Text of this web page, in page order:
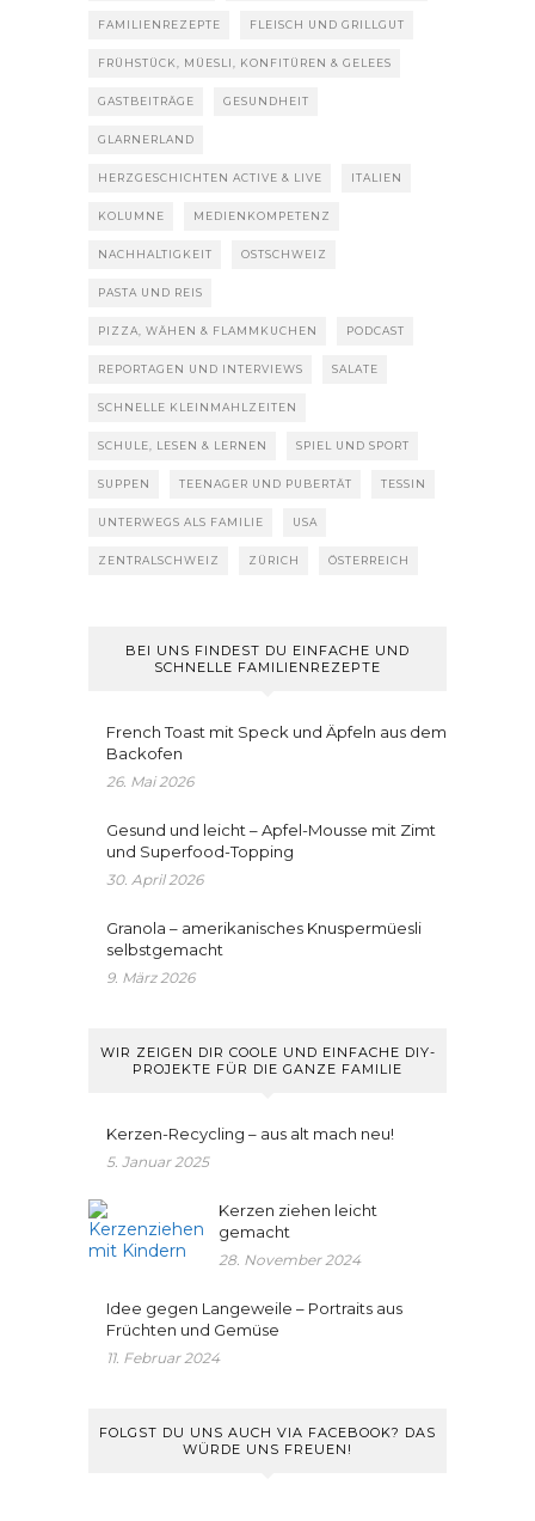
FAMILIENREZEPTE FLEISCH UND GRILLGUT
FRÜHSTÜCK, MÜESLI, KONFITÜREN & GELEES
GASTBEITRÄGE GESUNDHEIT
GLARNERLAND
HERZGESCHICHTEN ACTIVE & LIVE ITALIEN
KOLUMNE MEDIENKOMPETENZ
NACHHALTIGKEIT OSTSCHWEIZ
PASTA UND REIS
PIZZA, WÄHEN & FLAMMKUCHEN PODCAST
REPORTAGEN UND INTERVIEWS SALATE
SCHNELLE KLEINMAHLZEITEN
SCHULE, LESEN & LERNEN SPIEL UND SPORT
SUPPEN TEENAGER UND PUBERTÄT TESSIN
UNTERWEGS ALS FAMILIE USA
ZENTRALSCHWEIZ ZÜRICH ÖSTERREICH
BEI UNS FINDEST DU EINFACHE UND
SCHNELLE FAMILIENREZEPTE
French Toast mit Speck und Äpfeln aus dem
Backofen
26. Mai 2026
Gesund und leicht – Apfel-Mousse mit Zimt
und Superfood-Topping
30. April 2026
Granola – amerikanisches Knuspermüesli
selbstgemacht
9. März 2026
WIR ZEIGEN DIR COOLE UND EINFACHE DIY-
PROJEKTE FÜR DIE GANZE FAMILIE
Kerzen-Recycling – aus alt mach neu!
5. Januar 2025
Kerzen ziehen leicht
gemacht
28. November 2024
Idee gegen Langeweile – Portraits aus
Früchten und Gemüse
11. Februar 2024
FOLGST DU UNS AUCH VIA FACEBOOK? DAS
WÜRDE UNS FREUEN!